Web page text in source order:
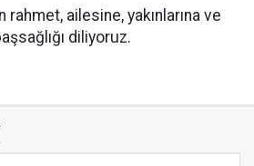
rahmet, ailesine, yakınlarına ve
diliyoruz.